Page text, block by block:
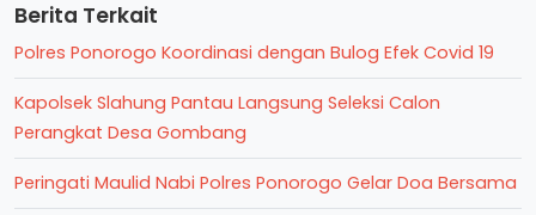
Berita Terkait
Polres Ponorogo Koordinasi dengan Bulog Efek Covid 19
Kapolsek Slahung Pantau Langsung Seleksi Calon
Perangkat Desa Gombang
Peringati Maulid Nabi Polres Ponorogo Gelar Doa Bersama